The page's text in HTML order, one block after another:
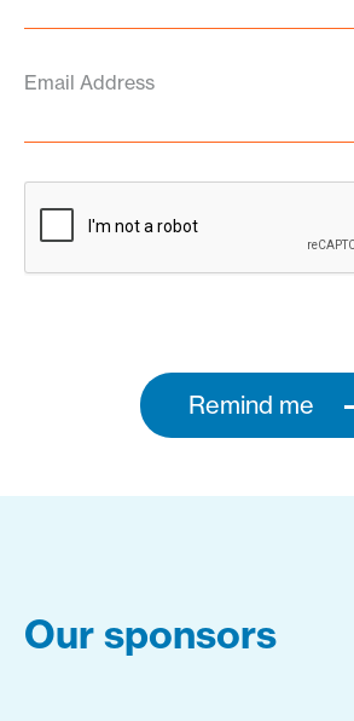
Email Address
Remind me
Our sponsors